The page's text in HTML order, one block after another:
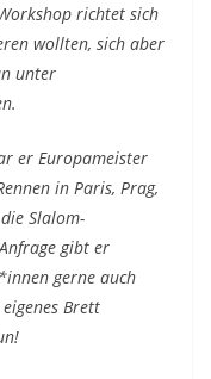
richtet sich
wollten, sich aber
unter
er Europameister
in Paris, Prag,
Slalom-
gibt er
gerne auch
Brett